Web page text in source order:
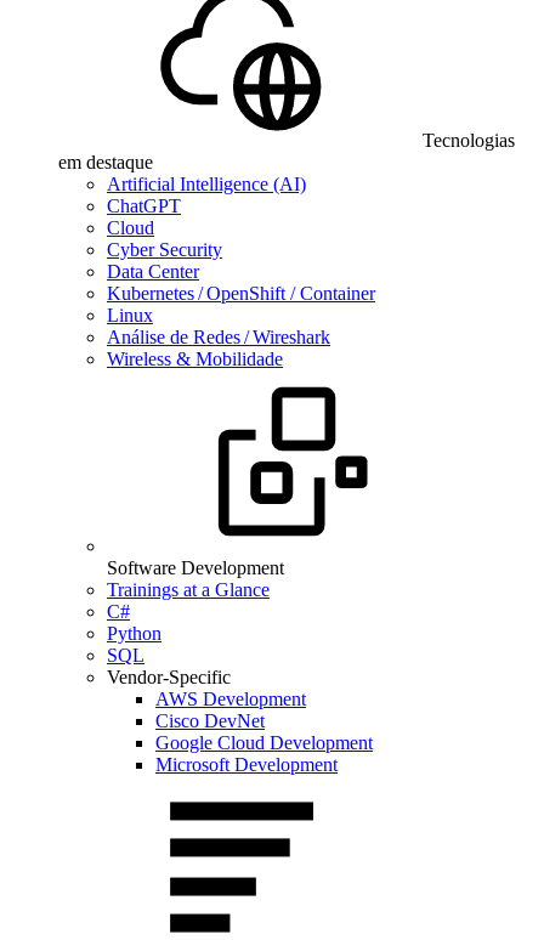
Tecnologias
em destaque
Artificial Intelligence (AI)
ChatGPT
Cloud
Cyber Security
Data Center
Kubernetes / OpenShift / Container
Linux
Análise de Redes / Wireshark
Wireless & Mobilidade
Software Development
Trainings at a Glance
C#
Python
SQL
Vendor-Specific
AWS Development
Cisco DevNet
Google Cloud Development
Microsoft Development